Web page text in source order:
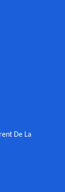
De La